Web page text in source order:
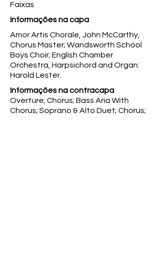
Faixas
Informações na capa
Amor Artis Chorale, John McCarthy,
Chorus Master; Wandsworth School
Boys Choir; English Chamber
Orchestra, Harpsichord and Organ:
Harold Lester.
Informações na contracapa
Overture; Chorus; Bass Aria With
Chorus; Soprano & Alto Duet; Chorus;